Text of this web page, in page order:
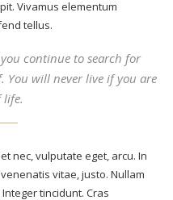
Vivamus elementum
tellus.
continue to search for
You will never live if you are
nec, vulputate eget, arcu. In
vitae, justo. Nullam
tincidunt. Cras